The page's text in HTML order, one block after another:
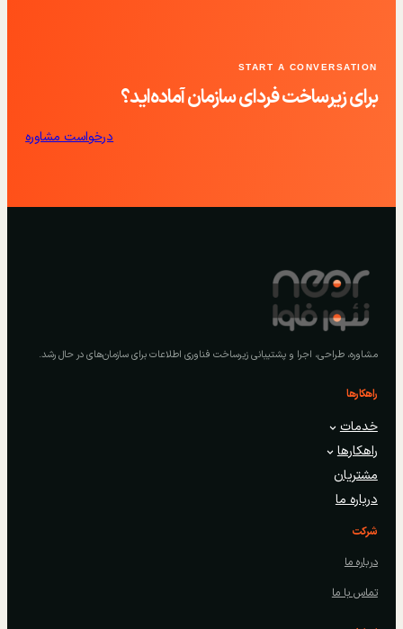
START A CONVERSATION
برای زیرساخت فردای سازمان آماده‌اید؟
درخواست مشاوره
مشاوره، طراحی، اجرا و پشتیبانی زیرساخت فناوری اطلاعات برای سازمان‌های در حال رشد.
راهکارها
خدمات
راهکارها
مشتریان
درباره ما
شرکت
درباره ما
تماس با ما